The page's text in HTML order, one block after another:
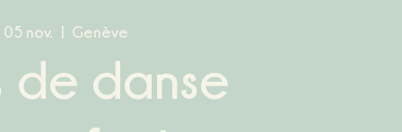
05 nov.
  |
Genève
de danse